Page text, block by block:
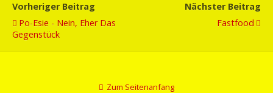
Vorheriger Beitrag
Po-Esie - Nein, Eher Das
Gegenstück
Nächster Beitrag
Fastfood
Zum Seitenanfang